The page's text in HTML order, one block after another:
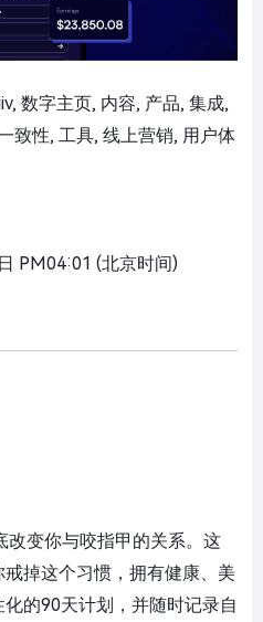
数字主页, 内容, 产品, 集成,
致性, 工具, 线上营销, 用户体
PM04:01 (北京时间)
改变你与咬指甲的关系。这
掉这个习惯，拥有健康、美
的90天计划，并随时记录自